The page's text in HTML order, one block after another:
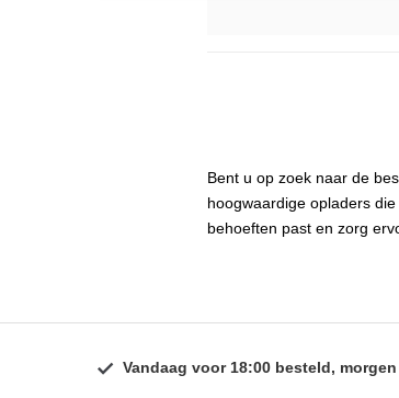
Bent u op zoek naar de
hoogwaardige opladers
behoeften past en zorg
Vandaag voor 18:00 besteld,